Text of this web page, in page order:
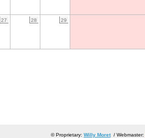
27 28 29
© Proprietary: Willy Moret/ Webmaster: